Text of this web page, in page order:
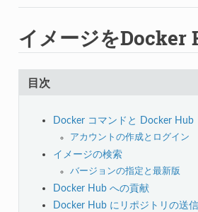
イメージをDocker
目次
Docker コマンドと Docker Hub
アカウントの作成とログイン
イメージの検索
バージョンの指定と最新版
Docker Hub への貢献
Docker Hub にリポジトリの送信